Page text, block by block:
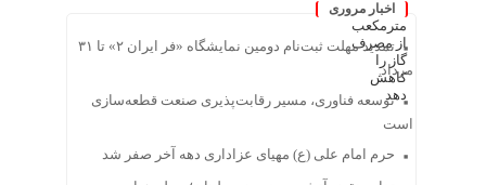
اخبار مروری
تمدید مهلت ثبت‌نام دومین نمایشگاه «فر ایران ۲» تا ۳۱
مرداد
توسعه فناوری، مسیر رقابت‌پذیری صنعت قطعه‌سازی
است
حرم امام علی (ع) مهیای عزاداری دهه آخر صفر شد